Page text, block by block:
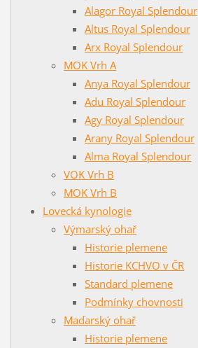
Alagor Royal Splendour
Altus Royal Splendour
Arx Royal Splendour
MOK Vrh A
Anya Royal Splendour
Adu Royal Splendour
Agy Royal Splendour
Arany Royal Splendour
Alma Royal Splendour
VOK Vrh B
MOK Vrh B
Lovecká kynologie
Výmarský ohař
Historie plemene
Historie KCHVO v ČR
Standard plemene
Podmínky chovnosti
Maďarský ohař
Historie plemene